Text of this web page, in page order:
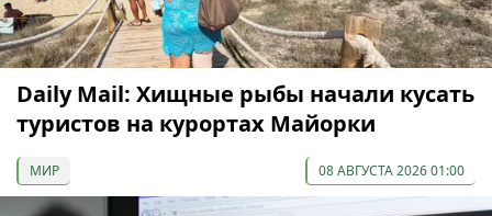
Daily Mail: Хищные рыбы начали кусать
туристов на курортах Майорки
МИР 08 АВГУСТА 2026 01:00